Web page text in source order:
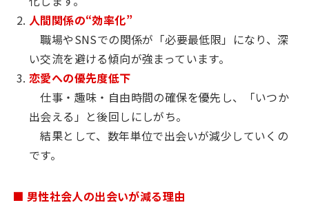
人間関係の“効率化”
職場やSNSでの関係が「必要最低限」になり、深
い交流を避ける傾向が強まっています。
恋愛への優先度低下
仕事・趣味・自由時間の確保を優先し、「いつか
出会える」と後回しにしがち。
結果として、数年単位で出会いが減少していくの
です。
■ 男性社会人の出会いが減る理由